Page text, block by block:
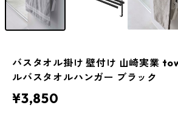
バスタオル掛け 壁付け 山崎実業
ルバスタオルハンガー ブラック
¥3,850